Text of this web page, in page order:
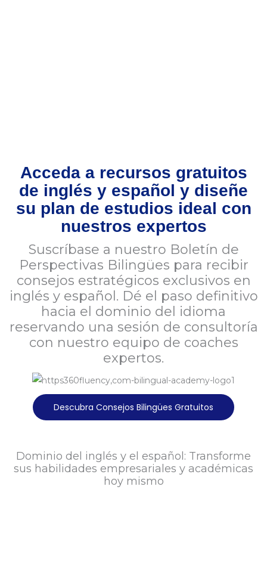
Acceda a recursos gratuitos
de inglés y español y diseñe
su plan de estudios ideal con
nuestros expertos
Suscríbase a nuestro Boletín de
Perspectivas Bilingües para recibir
consejos estratégicos exclusivos en
inglés y español. Dé el paso definitivo
hacia el dominio del idioma
reservando una sesión de consultoría
con nuestro equipo de coaches
expertos.
Descubra Consejos Bilingües Gratuitos
Dominio del inglés y el español: Transforme
sus habilidades empresariales y académicas
hoy mismo